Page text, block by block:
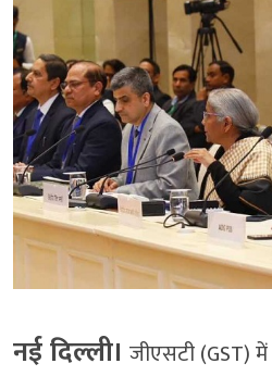
नई दिल्ली। जीएसटी (GST)